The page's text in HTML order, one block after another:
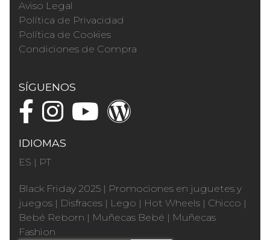
Aviso Legal
Política de Privacidad
Política de Cookies
Condiciones de Compra
SÍGUENOS
IDIOMAS
ES | PT
Black Friday 2025 | Promociones en juguetes y
juegos | Disfraces | Lego | Hot Wheels | Chicco |
Bebé Reborn | Muñecas Bebé | Muñecas
Fashion